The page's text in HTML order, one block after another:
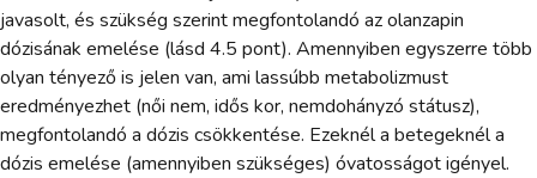
javasolt, és szükség szerint megfontolandó az olanzapin
dózisának emelése (lásd 4.5 pont). Amennyiben egyszerre több
olyan tényező is jelen van, ami lassúbb metabolizmust
eredményezhet (női nem, idős kor, nemdohányzó státusz),
megfontolandó a dózis csökkentése. Ezeknél a betegeknél a
dózis emelése (amennyiben szükséges) óvatosságot igényel.